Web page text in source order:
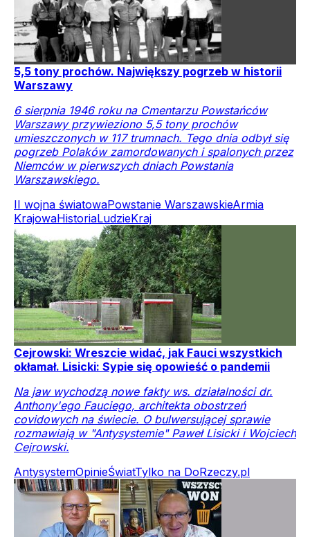
5,5 tony prochów. Największy pogrzeb w historii
Warszawy
6 sierpnia 1946 roku na Cmentarzu Powstańców
Warszawy przywieziono 5,5 tony prochów
umieszczonych w 117 trumnach. Tego dnia odbył się
pogrzeb Polaków zamordowanych i spalonych przez
Niemców w pierwszych dniach Powstania
Warszawskiego.
II wojna światowaPowstanie WarszawskieArmia
KrajowaHistoriaLudzieKraj
Cejrowski: Wreszcie widać, jak Fauci wszystkich
okłamał. Lisicki: Sypie się opowieść o pandemii
Na jaw wychodzą nowe fakty ws. działalności dr.
Anthony'ego Fauciego, architekta obostrzeń
covidowych na świecie. O bulwersującej sprawie
rozmawiają w "Antysystemie" Paweł Lisicki i Wojciech
Cejrowski.
AntysystemOpinieŚwiatTylko na DoRzeczy.pl